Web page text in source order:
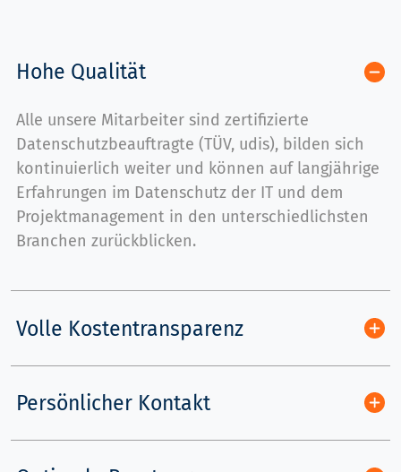
Hohe Qualität
Alle unsere Mitarbeiter sind zertifizierte
Datenschutzbeauftragte (TÜV, udis), bilden sich
kontinuierlich weiter und können auf langjährige
Erfahrungen im Datenschutz der IT und dem
Projektmanagement in den unterschiedlichsten
Branchen zurückblicken.
Volle Kostentransparenz
Persönlicher Kontakt